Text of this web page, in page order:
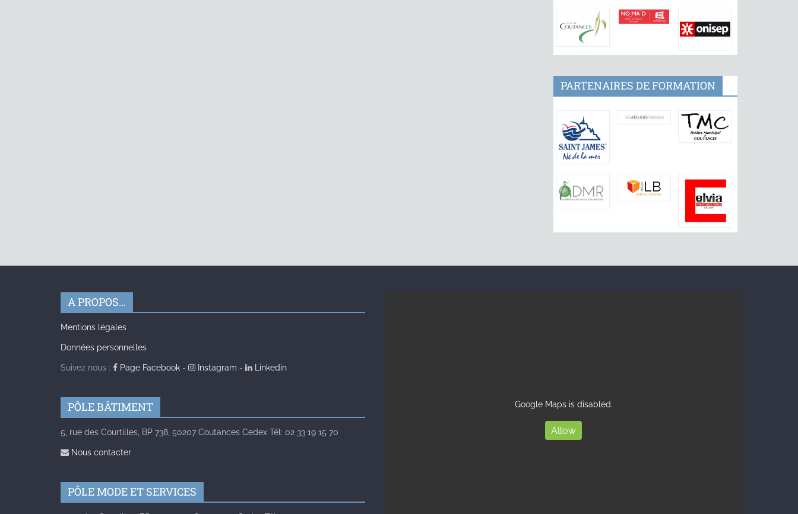
PARTENAIRES DE FORMATION
A PROPOS…
Mentions légales
Données personnelles
Suivez nous : Page Facebook - Instagram - Linkedin
PÔLE BÂTIMENT
5, rue des Courtilles, BP 738, 50207 Coutances Cedex Tél: 02 33 19 15 70
Nous contacter
PÔLE MODE ET SERVICES
Google Maps is disabled.
Allow